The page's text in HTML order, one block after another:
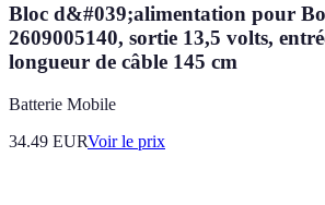
Bloc d&#039;alimentation pour
2609005140, sortie 13,5 volts,
longueur de câble 145 cm
Batterie Mobile
34.49 EURVoir le prix